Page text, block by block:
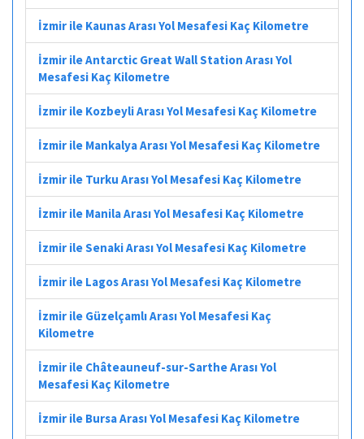
İzmir ile Kaunas Arası Yol Mesafesi Kaç Kilometre
İzmir ile Antarctic Great Wall Station Arası Yol
Mesafesi Kaç Kilometre
İzmir ile Kozbeyli Arası Yol Mesafesi Kaç Kilometre
İzmir ile Mankalya Arası Yol Mesafesi Kaç Kilometre
İzmir ile Turku Arası Yol Mesafesi Kaç Kilometre
İzmir ile Manila Arası Yol Mesafesi Kaç Kilometre
İzmir ile Senaki Arası Yol Mesafesi Kaç Kilometre
İzmir ile Lagos Arası Yol Mesafesi Kaç Kilometre
İzmir ile Güzelçamlı Arası Yol Mesafesi Kaç
Kilometre
İzmir ile Châteauneuf-sur-Sarthe Arası Yol
Mesafesi Kaç Kilometre
İzmir ile Bursa Arası Yol Mesafesi Kaç Kilometre